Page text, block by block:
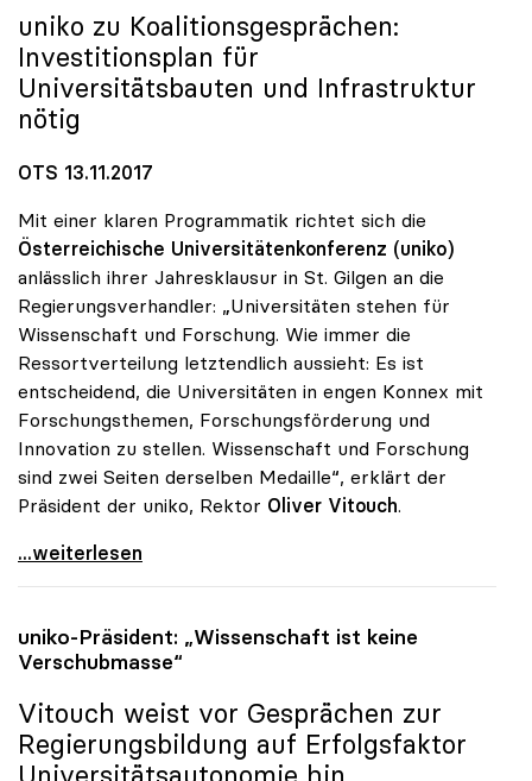
uniko zu Koalitionsgesprächen:
Investitionsplan für
Universitätsbauten und Infrastruktur
nötig
OTS 13.11.2017
Mit einer klaren Programmatik richtet sich die
Österreichische Universitätenkonferenz (uniko)
anlässlich ihrer Jahresklausur in St. Gilgen an die
Regierungsverhandler: „Universitäten stehen für
Wissenschaft und Forschung. Wie immer die
Ressortverteilung letztendlich aussieht: Es ist
entscheidend, die Universitäten in engen Konnex mit
Forschungsthemen, Forschungsförderung und
Innovation zu stellen. Wissenschaft und Forschung
sind zwei Seiten derselben Medaille“, erklärt der
Präsident der uniko, Rektor Oliver Vitouch.
Vitouch: „Universitäten stehen für Wissenschaft
...weiterlesen
uniko-Präsident: „Wissenschaft ist keine
Verschubmasse“
Vitouch weist vor Gesprächen zur
Regierungsbildung auf Erfolgsfaktor